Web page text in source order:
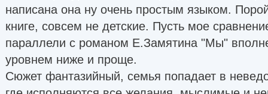
написана она ну очень простым языком.
книге, совсем не детские. Пусть мое
параллели с романом Е.Замятина "Мы"
уровнем ниже и проще.
Сюжет фантазийный, семья попадает в